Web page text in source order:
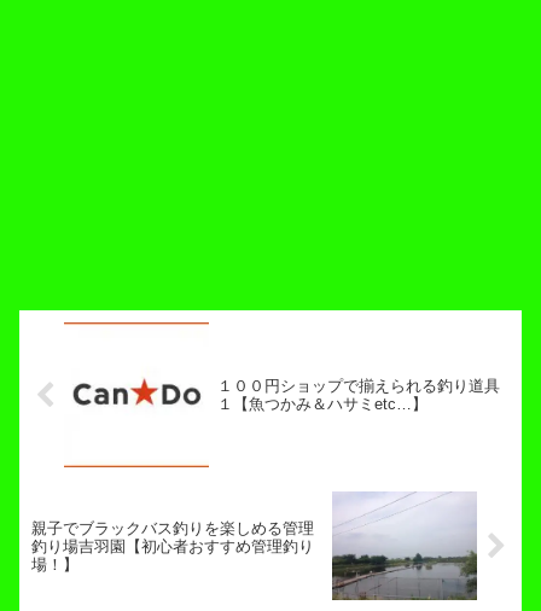
１００円ショップで揃えられる釣り道具
１【魚つかみ＆ハサミetc…】
親子でブラックバス釣りを楽しめる管理
釣り場吉羽園【初心者おすすめ管理釣り
場！】